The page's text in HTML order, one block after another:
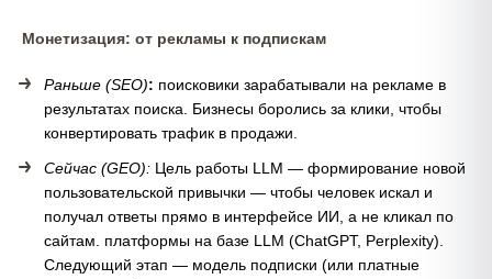
Монетизация: от рекламы к подпискам
Раньше (SEO): поисковики зарабатывали на рекламе в
результатах поиска. Бизнесы боролись за клики, чтобы
конвертировать трафик в продажи.
Сейчас (GEO): Цель работы LLM — формирование новой
пользовательской привычки — чтобы человек искал и
получал ответы прямо в интерфейсе ИИ, а не кликал по
сайтам. платформы на базе LLM (ChatGPT, Perplexity).
Следующий этап — модель подписки (или платные